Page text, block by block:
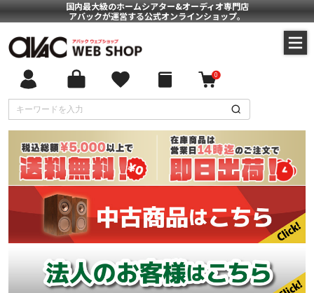
国内最大級のホームシアター&オーディオ専門店
アバックが運営する公式オンラインショップ。
0